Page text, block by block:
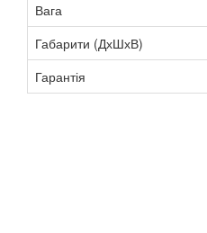
Вага
Габарити (ДхШхВ)
Гарантія